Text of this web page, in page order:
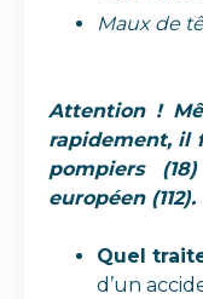
Maux de
Attention !
rapidement, il
pompiers
européen (112).
Quel
d’un